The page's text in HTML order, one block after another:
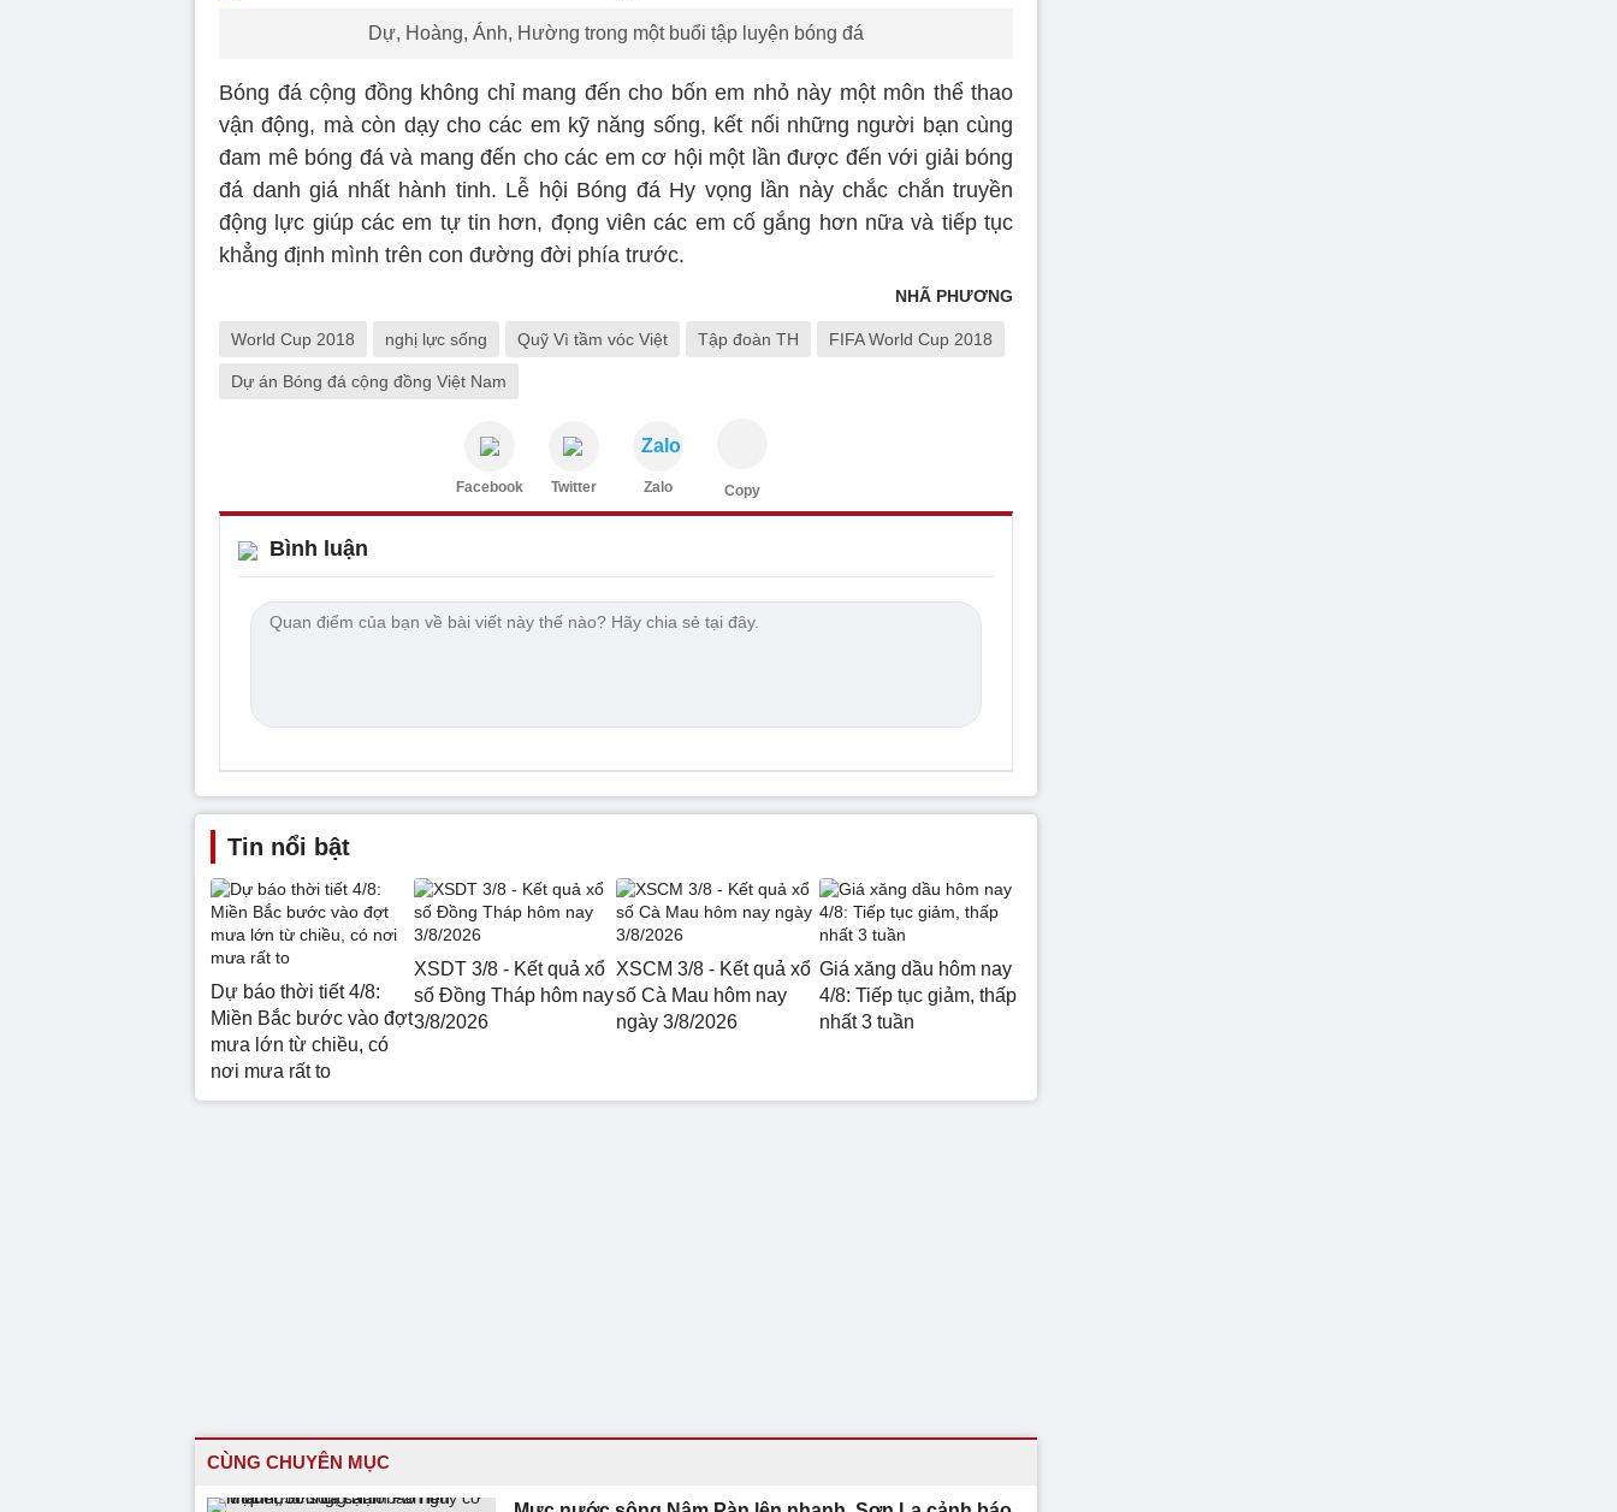
Dự, Hoàng, Ánh, Hường trong một buổi tập luyện bóng đá
Bóng đá cộng đồng không chỉ mang đến cho bốn em nhỏ này một môn thể thao
vận động, mà còn dạy cho các em kỹ năng sống, kết nối những người bạn cùng
đam mê bóng đá và mang đến cho các em cơ hội một lần được đến với giải bóng
đá danh giá nhất hành tinh. Lễ hội Bóng đá Hy vọng lần này chắc chắn truyền
động lực giúp các em tự tin hơn, đọng viên các em cố gắng hơn nữa và tiếp tục
khẳng định mình trên con đường đời phía trước.
NHÃ PHƯƠNG
World Cup 2018 nghị lực sống Quỹ Vì tầm vóc Việt Tập đoàn TH FIFA World Cup 2018
Dự án Bóng đá cộng đồng Việt Nam
Facebook Twitter
Zalo
Zalo Copy
Bình luận
Tin nổi bật
Dự báo thời tiết 4/8:
Miền Bắc bước vào đợt
mưa lớn từ chiều, có
nơi mưa rất to
XSDT 3/8 - Kết quả xổ
số Đồng Tháp hôm nay
3/8/2026
XSCM 3/8 - Kết quả xổ
số Cà Mau hôm nay
ngày 3/8/2026
Giá xăng dầu hôm nay
4/8: Tiếp tục giảm, thấp
nhất 3 tuần
CÙNG CHUYÊN MỤC